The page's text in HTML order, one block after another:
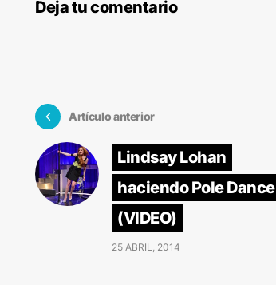
Deja tu comentario
Artículo anterior
Lindsay Lohan
haciendo Pole Dance
(VIDEO)
25 ABRIL, 2014